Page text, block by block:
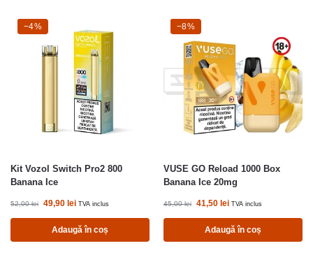
-4%
−4%
Kit Vozol Switch Pro2 800
Banana Ice
52,00lei 49,90 lei TVA inclus
Adaugă în coș
-8%
−8%
VUSE GO Reload 1000 Box
Banana Ice 20mg
45,00lei 41,50 lei TVA inclus
Adaugă în coș